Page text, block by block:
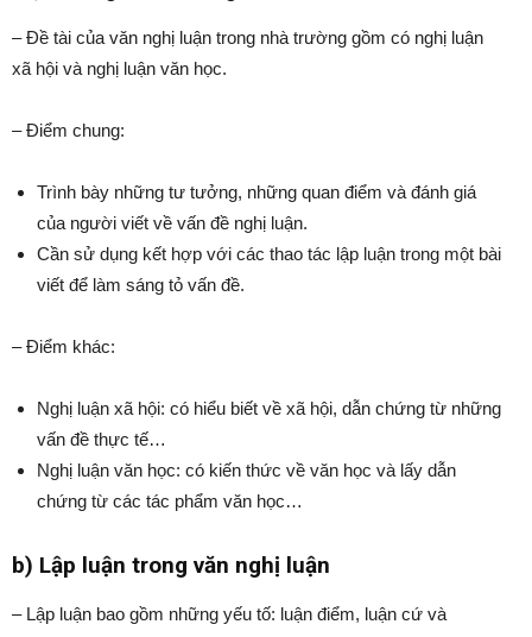
– Đề tài của văn nghị luận trong nhà trường gồm có nghị luận
xã hội và nghị luận văn học.
– Điểm chung:
Trình bày những tư tưởng, những quan điểm và đánh giá
của người viết về vấn đề nghị luận.
Cần sử dụng kết hợp với các thao tác lập luận trong một bài
viết để làm sáng tỏ vấn đề.
– Điểm khác:
Nghị luận xã hội: có hiểu biết về xã hội, dẫn chứng từ những
vấn đề thực tế…
Nghị luận văn học: có kiến thức về văn học và lấy dẫn
chứng từ các tác phẩm văn học…
b) Lập luận trong văn nghị luận
– Lập luận bao gồm những yếu tố: luận điểm, luận cứ và